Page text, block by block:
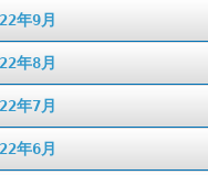
年9月
年8月
年7月
年6月